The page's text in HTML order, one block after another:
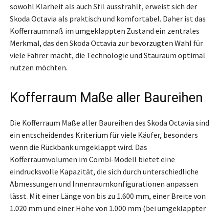
sowohl Klarheit als auch Stil ausstrahlt, erweist sich der
Skoda Octavia als praktisch und komfortabel. Daher ist das
Kofferraummaß im umgeklappten Zustand ein zentrales
Merkmal, das den Skoda Octavia zur bevorzugten Wahl für
viele Fahrer macht, die Technologie und Stauraum optimal
nutzen möchten.
Kofferraum Maße aller Baureihen
Die Kofferraum Maße aller Baureihen des Skoda Octavia sind
ein entscheidendes Kriterium für viele Käufer, besonders
wenn die Rückbank umgeklappt wird. Das
Kofferraumvolumen im Combi-Modell bietet eine
eindrucksvolle Kapazität, die sich durch unterschiedliche
Abmessungen und Innenraumkonfigurationen anpassen
lässt. Mit einer Länge von bis zu 1.600 mm, einer Breite von
1.020 mm und einer Höhe von 1.000 mm (bei umgeklappter